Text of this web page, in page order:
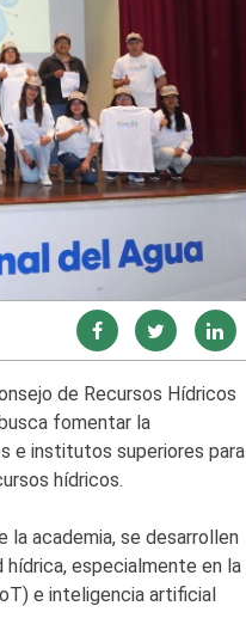
de Recursos Hídricos
fomentar la
e institutos superiores para
hídricos.
la academia, se desarrollen
especialmente en la
e inteligencia artificial